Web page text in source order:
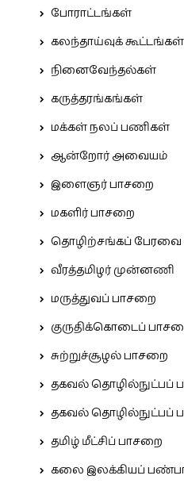
போராட்டங்கள்
கலந்தாய்வுக் கூட்டங்கள்
நினைவேந்தல்கள்
கருத்தரங்கங்கள்
மக்கள் நலப் பணிகள்
ஆன்றோர் அவையம்
இளைஞர் பாசறை
மகளிர் பாசறை
தொழிற்சங்கப் பேரவை
வீரத்தமிழர் முன்னணி
மருத்துவப் பாசறை
குருதிக்கொடைப்
சுற்றுச்சூழல் பாசறை
தகவல் தொழில்நுட்பப்
தகவல் தொழில்நுட்பப்
தமிழ் மீட்சிப் பாசறை
கலை இலக்கியப்